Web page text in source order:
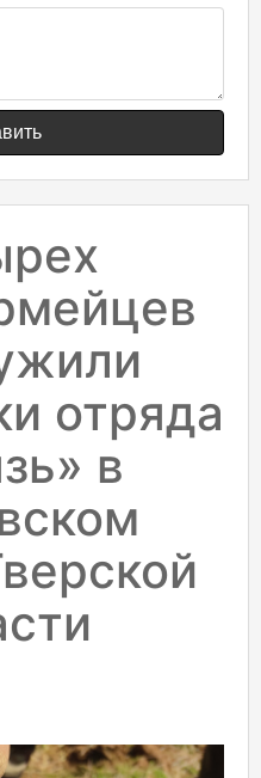
отряда
в